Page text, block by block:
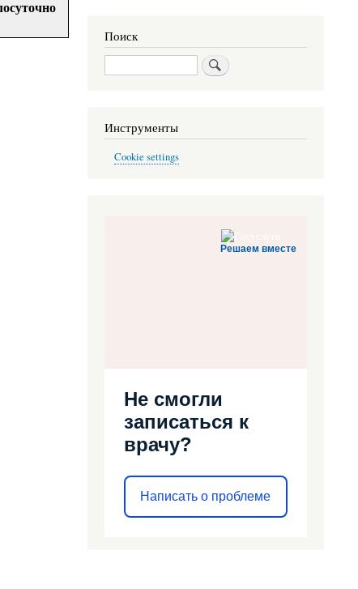
Поиск
Поиск
Инструменты
Cookie settings
Решаем вместе
Не смогли
записаться к
врачу?
Написать о проблеме